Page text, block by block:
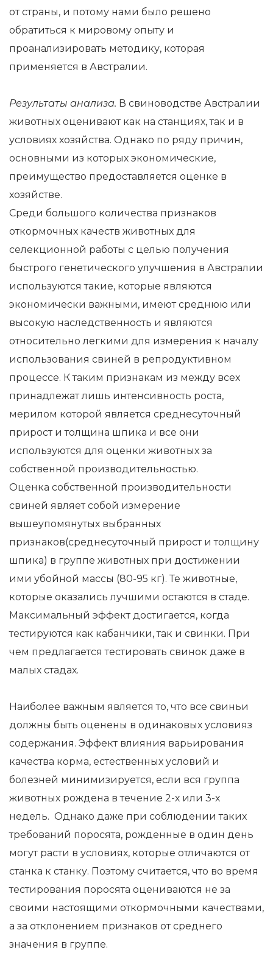
от страны, и потому нами было решено
обратиться к мировому опыту и
проанализировать методику, которая
применяется в Австралии.
Результаты анализа. В свиноводстве Австралии
животных оценивают как на станциях, так и в
условиях хозяйства. Однако по ряду причин,
основными из которых экономические,
преимущество предоставляется оценке в
хозяйстве.
Среди большого количества признаков
откормочных качеств животных для
селекционной работы с целью получения
быстрого генетического улучшения в Австралии
используются такие, которые являются
экономически важными, имеют среднюю или
высокую наследственность и являются
относительно легкими для измерения к началу
использования свиней в репродуктивном
процессе. К таким признакам из между всех
принадлежат лишь интенсивность роста,
мерилом которой является среднесуточный
прирост и толщина шпика и все они
используются для оценки животных за
собственной производительностью.
Оценка собственной производительности
свиней являет собой измерение
вышеупомянутых выбранных
признаков(среднесуточный прирост и толщину
шпика) в группе животных при достижении
ими убойной массы (80-95 кг). Те животные,
которые оказались лучшими остаются в стаде.
Максимальный эффект достигается, когда
тестируются как кабанчики, так и свинки. При
чем предлагается тестировать свинок даже в
малых стадах.
Наиболее важным является то, что все свиньи
должны быть оценены в одинаковых условияз
содержания. Эффект влияния варьирования
качества корма, естественных условий и
болезней минимизируется, если вся группа
животных рождена в течение 2-х или 3-х
недель. Однако даже при соблюдении таких
требований поросята, рожденные в один день
могут расти в условиях, которые отличаются от
станка к станку. Поэтому считается, что во время
тестирования поросята оцениваются не за
своими настоящими откормочными качествами,
а за отклонением признаков от среднего
значения в группе.